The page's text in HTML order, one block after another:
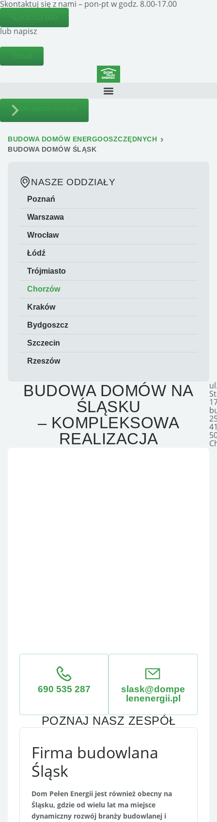
Skontaktuj się z nami – pon-pt w godz. 8.00-17.00
lub napisz
BUDOWA DOMÓW ENERGOOSZCZĘDNYCH
BUDOWA DOMÓW ŚLĄSK
NASZE ODDZIAŁY
Poznań
Warszawa
Wrocław
Łódź
Trójmiasto
Chorzów
Kraków
Bydgoszcz
Szczecin
Rzeszów
BUDOWA DOMÓW NA
ŚLĄSKU
– KOMPLEKSOWA
REALIZACJA
690 535 287
slask@dompe
lenenergii.pl
Firma budowlana
Śląsk
Dom Pełen Energii jest również obecny na
Śląsku, gdzie od wielu lat ma miejsce
dynamiczny rozwój branży budowlanej i
POZNAJ NASZ ZESPÓŁ
DANIEL
ŁUKASZ
MARTA
KAROL
MICHAŁ
MARTA
MARCIN
MAGDA